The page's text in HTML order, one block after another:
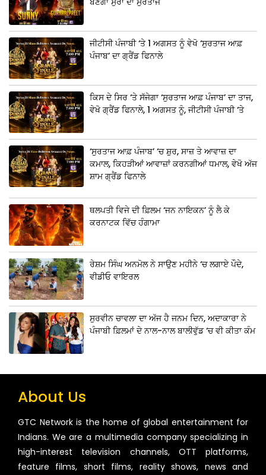
ਜੀਟੀਸੀ ਪੰਜਾਬੀ ‘ਤੇ 1 ਅਗਸਤ ਨੂੰ ਵੇਖੋ ‘ਸੁਰਤਾਜ ਆਫ਼
ਪੰਜਾਬ’ ਦਾ ਗ੍ਰੈਂਡ ਫਿਨਾਲੇ
ਕਿਸ ਦੇ ਸਿਰ ‘ਤੇ ਸੱਜੇਗਾ ‘ਸੁਰਤਾਜ ਆਫ਼ ਪੰਜਾਬ’ ਦਾ ਤਾਜ,
ਵੇਖੋ ਗ੍ਰੈਂਡ ਫਿਨਾਲੇ, 1 ਅਗਸਤ ਨੂੰ, ਜੀਟੀਸੀ ਪੰਜਾਬੀ ‘ਤੇ
‘ਸੁਰਤਾਜ ਆਫ਼ ਪੰਜਾਬ’ ‘ਚ ਸ਼ੁਰ, ਸਾਜ਼ ਤੇ ਆਵਾਜ਼ ਦਾ
ਕਮਾਲ, ਕਿਹੜੀਆਂ ਆਵਾਜ਼ਾਂ ਕਰਨਗੀਆਂ ਧਮਾਲ, ਵੇਖੋ ਅੱਜ
ਸ਼ਾਮ ਗ੍ਰੈਂਡ ਫਿਨਾਲੇ
ਥਲਪਤੀ ਵਿਜੇ ਦੀ ਫ਼ਿਲਮ ‘ਜਨ ਨਾਇਕਨ’ ਨੂੰ ਲੈ ਕੇ
ਕਰਨਾਟਕ ਵਿੱਚ ਹੰਗਾਮਾ
ਰੇਸ਼ਮ ਸਿੰਘ ਅਨਮੋਲ ਨੇ ਸਾਉਣ ਮਹੀਨੇ ‘ਚ ਲਗਾਏ ਪੌਦੇ,
ਵੀਡੀਓ ਵਾਇਰਲ
ਸੁਰਵੀਨ ਚਾਵਲਾ ਦਾ ਅੱਜ ਹੈ ਜਨਮ ਦਿਨ, ਅਦਾਕਾਰਾ ਨੇ
ਪੰਜਾਬੀ ਫ਼ਿਲਮਾਂ ਦੇ ਨਾਲ-ਨਾਲ ਬਾਲੀਵੁੱਡ ‘ਚ ਵੀ ਕੀਤਾ ਕੰਮ
About Us
GTC Network is the home of global entertainment for
Indians. We are a multimedia company specializing in
high-interest television channels, OTT platforms,
feature films, short films, reality shows, news and